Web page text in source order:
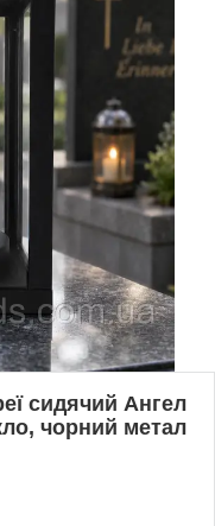
сидячий Ангел
чорний метал